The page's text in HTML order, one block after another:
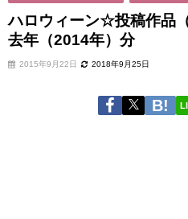
ハロウィーン☆投稿作品
去年（2014年）分
2015年9月22日 2018年9月25日